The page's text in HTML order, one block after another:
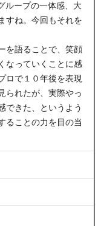
ループの一体感、大
すね。今回もそれを
を語ることで、笑顔
なっていくことに感
ロで１０年後を表現
られたが、実際やっ
できた、というよう
ることの力を目の当